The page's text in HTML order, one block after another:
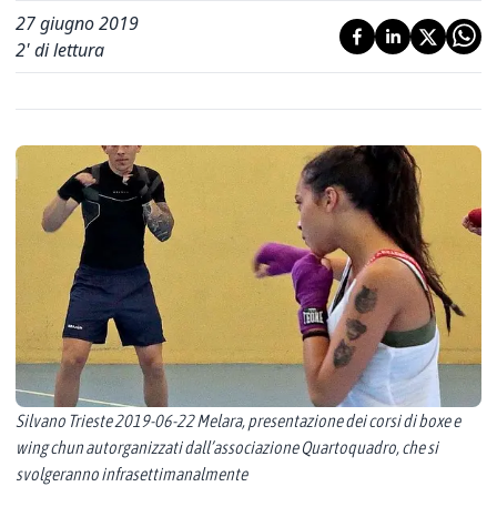
27 giugno 2019
2' di lettura
Silvano Trieste 2019-06-22 Melara, presentazione dei corsi di boxe e
wing chun autorganizzati dall’associazione Quartoquadro, che si
svolgeranno infrasettimanalmente